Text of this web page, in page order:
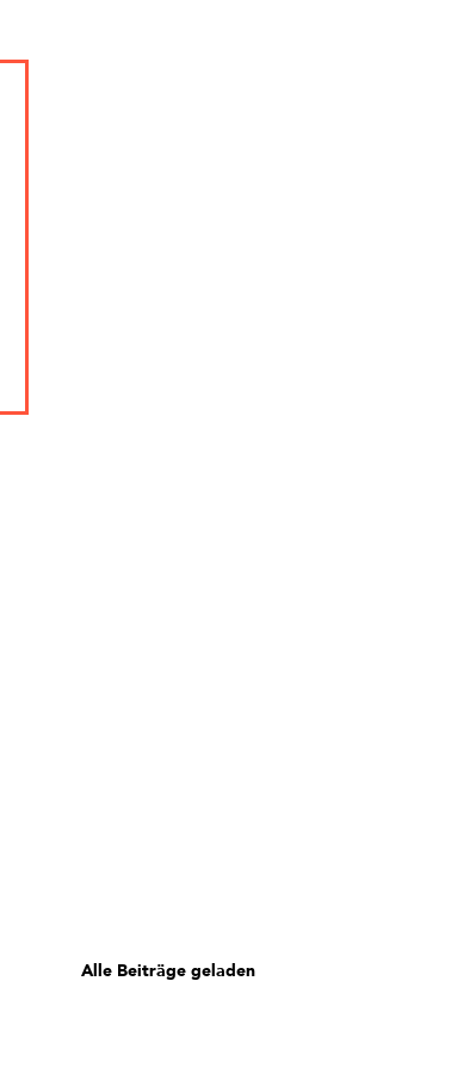
Alle Beiträge geladen